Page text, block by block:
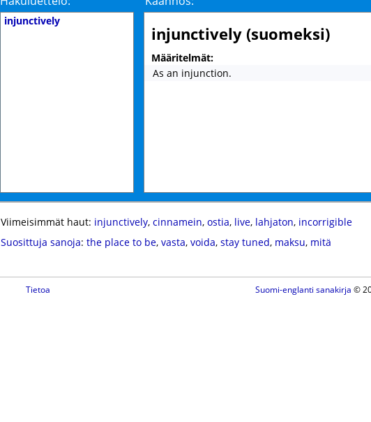
injunctively
injunctively (suomeksi)
Määritelmät:
As an injunction.
Viimeisimmät haut: injunctively, cinnamein, ostia, live, lahjaton, incorrigible
Suosittuja sanoja: the place to be, vasta, voida, stay tuned, maksu, mitä
Tietoa Suomi-englanti sanakirja ©